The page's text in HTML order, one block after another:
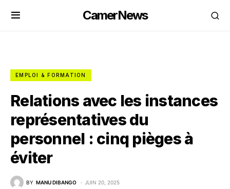
CamerNews
EMPLOI & FORMATION
Relations avec les instances
représentatives du
personnel : cinq pièges à
éviter
BY MANU DIBANGO JUIN 20, 2025